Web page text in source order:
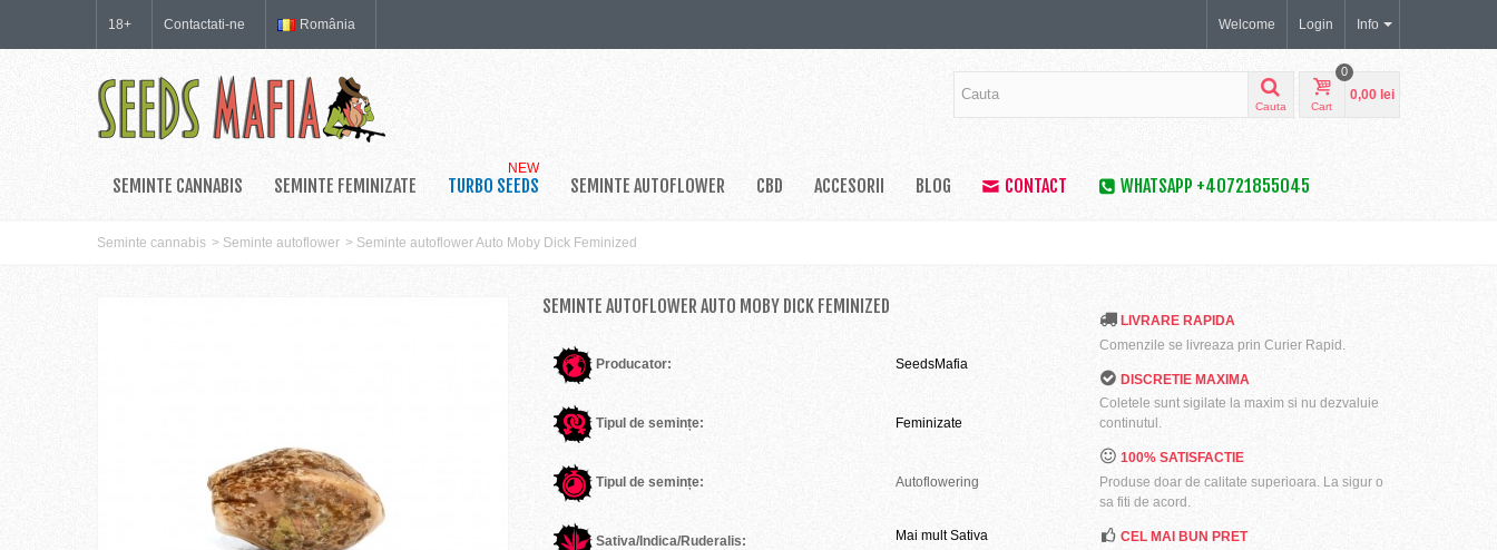
Info
18+ Contactati-ne România Welcome Login
Cauta Cart
0
0,00 lei
SEMINTE CANNABIS SEMINTE FEMINIZATE TURBO SEEDS
NEW
SEMINTE AUTOFLOWER CBD ACCESORII BLOG CONTACT WHATSAPP +40721855045
Seminte cannabis > Seminte autoflower > Seminte autoflower Auto Moby Dick Feminized
SEMINTE AUTOFLOWER AUTO MOBY DICK FEMINIZED
Producator: SeedsMafia
Tipul de semințe: Feminizate
Tipul de semințe: Autoflowering
Sativa/Indica/Ruderalis: Mai mult Sativa
LIVRARE RAPIDA
Comenzile se livreaza prin Curier Rapid.
DISCRETIE MAXIMA
Coletele sunt sigilate la maxim si nu dezvaluie
continutul.
100% SATISFACTIE
Produse doar de calitate superioara. La sigur o
sa fiti de acord.
CEL MAI BUN PRET